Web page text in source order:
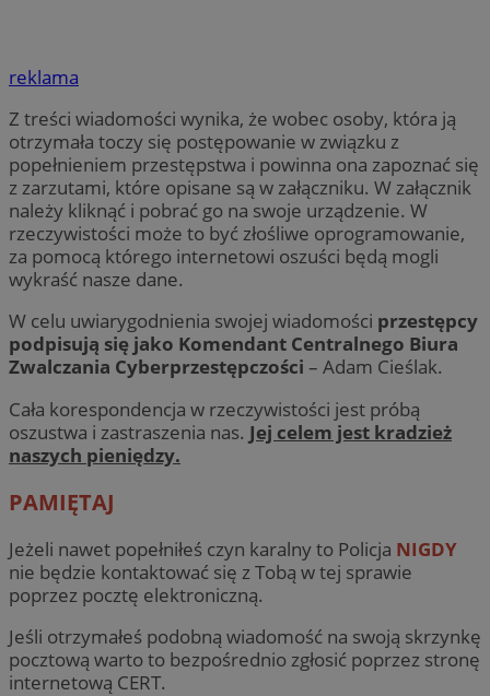
reklama
Z treści wiadomości wynika, że wobec osoby, która ją
otrzymała toczy się postępowanie w związku z
popełnieniem przestępstwa i powinna ona zapoznać się
z zarzutami, które opisane są w załączniku. W załącznik
należy kliknąć i pobrać go na swoje urządzenie. W
rzeczywistości może to być złośliwe oprogramowanie,
za pomocą którego internetowi oszuści będą mogli
wykraść nasze dane.
W celu uwiarygodnienia swojej wiadomości przestępcy
podpisują się jako Komendant Centralnego Biura
Zwalczania Cyberprzestępczości – Adam Cieślak.
Cała korespondencja w rzeczywistości jest próbą
oszustwa i zastraszenia nas. Jej celem jest kradzież
naszych pieniędzy.
PAMIĘTAJ
Jeżeli nawet popełniłeś czyn karalny to Policja NIGDY
nie będzie kontaktować się z Tobą w tej sprawie
poprzez pocztę elektroniczną.
Jeśli otrzymałeś podobną wiadomość na swoją skrzynkę
pocztową warto to bezpośrednio zgłosić poprzez stronę
internetową CERT.